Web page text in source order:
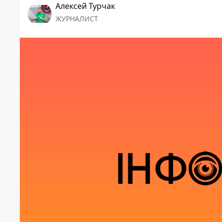
Алексей Турчак
ЖУРНАЛИСТ